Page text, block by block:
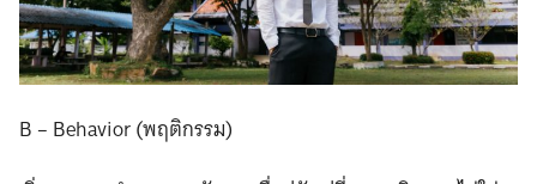
B – Behavior (พฤติกรรม)